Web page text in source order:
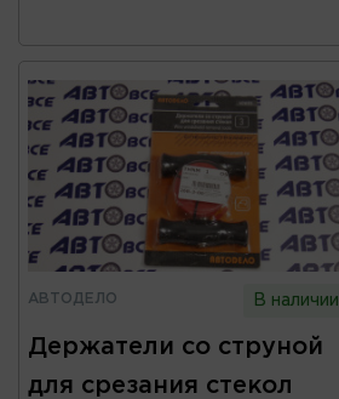
АВТОДЕЛО В наличии
Держатели со струной
для срезания стекол